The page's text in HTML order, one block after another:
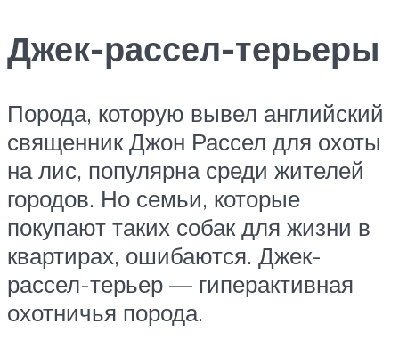
Джек-рассел-терьеры
Порода, которую вывел английский
священник Джон Рассел для охоты
на лис, популярна среди жителей
городов. Но семьи, которые
покупают таких собак для жизни в
квартирах, ошибаются. Джек-
рассел-терьер — гиперактивная
охотничья порода.